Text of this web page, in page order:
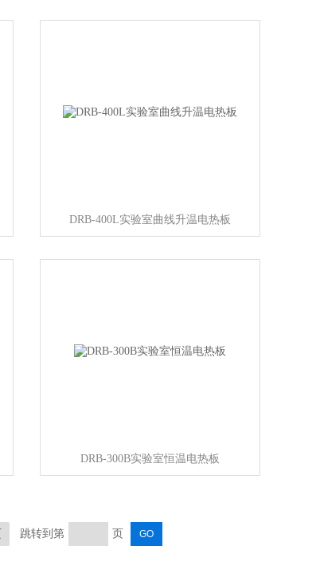
DRB-400L实验室曲线升温电热板
DRB-300B实验室恒温电热板
跳转到第 页